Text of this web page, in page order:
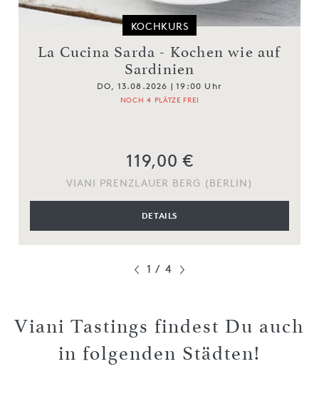
KOCHKURS
La Cucina Sarda - Kochen wie auf
Sardinien
DO, 13.08.2026 | 19:00 Uhr
NOCH 4 PLÄTZE FREI
119,00 €
VIANI PRENZLAUER BERG (BERLIN)
DETAILS
1 / 4
Viani Tastings findest Du auch
in folgenden Städten!